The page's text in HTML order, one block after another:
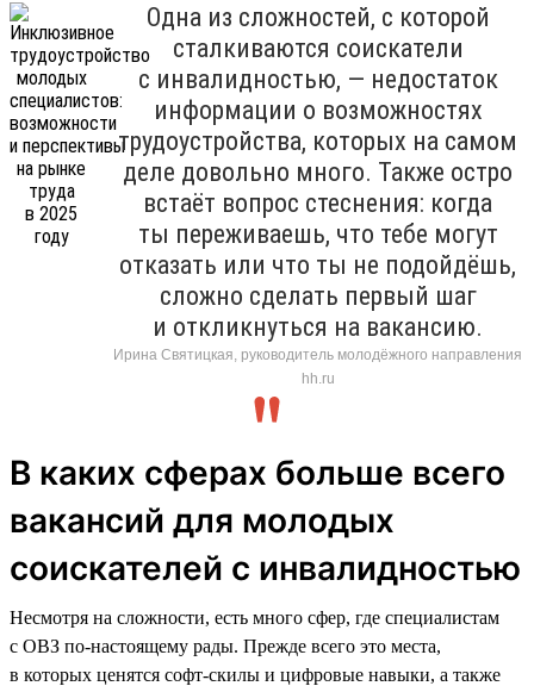
Одна из сложностей, с которой
сталкиваются соискатели
с инвалидностью, — недостаток
информации о возможностях
трудоустройства, которых на самом
деле довольно много. Также остро
встаёт вопрос стеснения: когда
ты переживаешь, что тебе могут
отказать или что ты не подойдёшь,
сложно сделать первый шаг
и откликнуться на вакансию.
Ирина Святицкая, руководитель молодёжного направления
hh.ru
В каких сферах больше всего
вакансий для молодых
соискателей с инвалидностью
Несмотря на сложности, есть много сфер, где специалистам
с ОВЗ по-настоящему рады. Прежде всего это места,
в которых ценятся софт-скилы и цифровые навыки, а также